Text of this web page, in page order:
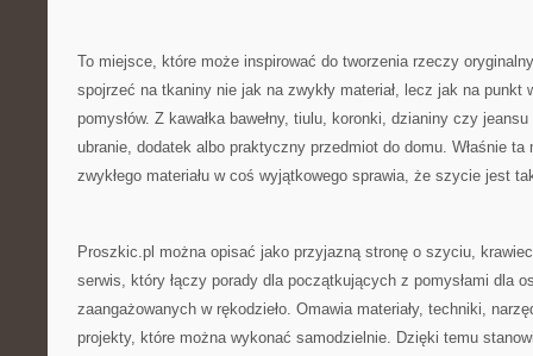
To miejsce, które może inspirować do tworzenia rzeczy
spojrzeć na tkaniny nie jak na zwykły materiał, lecz jak na punkt
pomysłów. Z kawałka bawełny, tiulu, koronki, dzianiny czy
ubranie, dodatek albo praktyczny przedmiot do domu. Właśnie
zwykłego materiału w coś wyjątkowego sprawia, że szycie jest
Proszkic.pl można opisać jako przyjazną stronę o szyciu,
serwis, który łączy porady dla początkujących z pomysłami dla
zaangażowanych w rękodzieło. Omawia materiały, techniki,
projekty, które można wykonać samodzielnie. Dzięki temu